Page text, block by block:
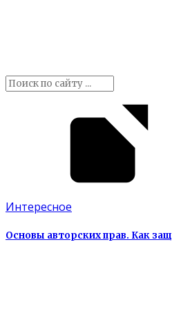
Интересное
Основы авторских прав. Как